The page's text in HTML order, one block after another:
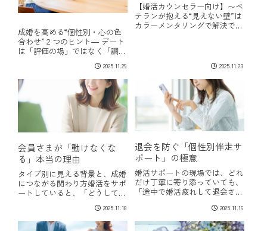
成婚を高める“個性別・心の色
合わせ”２つのヒント― デート
は「評価の場」ではなく「調和
の場」 ―婚活支援をしている
と、「初デートが続かない」
「交際が長続きしない」こうし
たお悩みを、婚活カウンセラー
の方からよく伺います。実はそ
の多くは、価値観...
2025.11.29
【婚活カウンセラー向け】〜ベ
テランが抱える“見えない壁”は
カラーメンタリングで解決でき
電話――それが ファーストコ
する、とても重...
2025.11.23
会員さまが「動けなくな
る」本当の理由
タイプ別に見える背景と、成婚
につながる関わり方婚活をサポ
ートしていると、「どうしてこ
の方は動けないのだろう？」と
いう場面に、誰しも一度は出会
います。申し込みを勧めても、
2025.11.18
退会を防ぐ「個性別伴走サ
ポート」の極意
婚活サポートの現場では、どれ
だけ丁寧に寄り添っていても、
「途中で婚活疲れして退会され
い時、励ますだけで終わってし
まう」「どう寄り添えば良いの
2025.11.16